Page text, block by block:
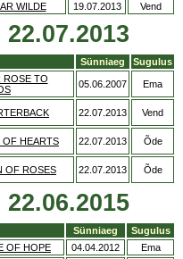
WILDE 19.07.2013 Vend
Sünniaeg
Sugulus
ROSE TO
05.06.2007 Ema
22.07.2013 Vend
OF HEARTS 22.07.2013 Õde
OF ROSES 22.07.2013 Õde
Sünniaeg
Sugulus
OF HOPE 04.04.2012
Ema